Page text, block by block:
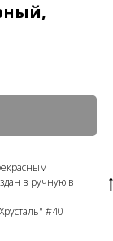
в ручную в
#40